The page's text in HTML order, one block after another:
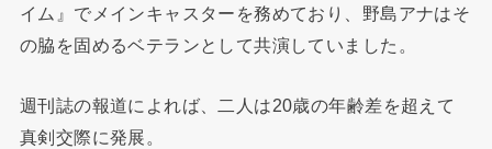
イム』でメインキャスターを務めており、野島アナはそ
の脇を固めるベテランとして共演していました。
週刊誌の報道によれば、二人は20歳の年齢差を超えて
真剣交際に発展。